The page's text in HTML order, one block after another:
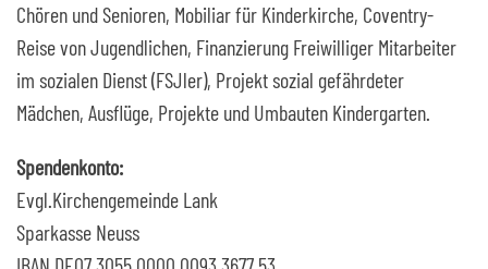
Chören und Senioren, Mobiliar für Kinderkirche, Coventry-
Reise von Jugendlichen, Finanzierung Freiwilliger Mitarbeiter
im sozialen Dienst (FSJler), Projekt sozial gefährdeter
Mädchen, Ausflüge, Projekte und Umbauten Kindergarten.
Spendenkonto:
Evgl.Kirchengemeinde Lank
Sparkasse Neuss